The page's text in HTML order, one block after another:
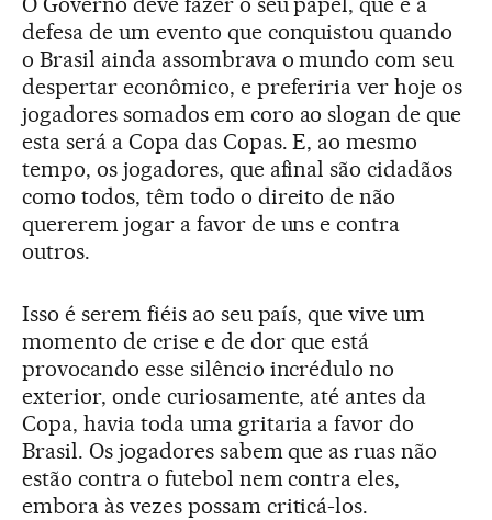
defesa de um evento que conquistou quando
o Brasil ainda assombrava o mundo com seu
despertar econômico, e preferiria ver hoje os
jogadores somados em coro ao slogan de que
esta será a Copa das Copas. E, ao mesmo
tempo, os jogadores, que afinal são cidadãos
como todos, têm todo o direito de não
quererem jogar a favor de uns e contra
outros.
Isso é serem fiéis ao seu país, que vive um
momento de crise e de dor que está
provocando esse silêncio incrédulo no
exterior, onde curiosamente, até antes da
Copa, havia toda uma gritaria a favor do
Brasil. Os jogadores sabem que as ruas não
estão contra o futebol nem contra eles,
embora às vezes possam criticá-los.